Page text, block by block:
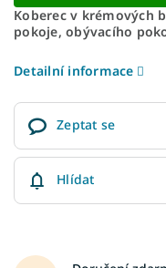
Koberec v krémových
pokoje, obývacího
Detailní informace
Zeptat se
Hlídat